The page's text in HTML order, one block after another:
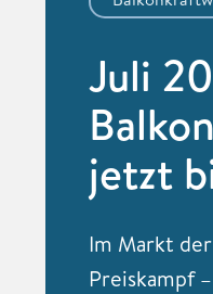
Juli
jetzt
Im Markt
Preiskampf